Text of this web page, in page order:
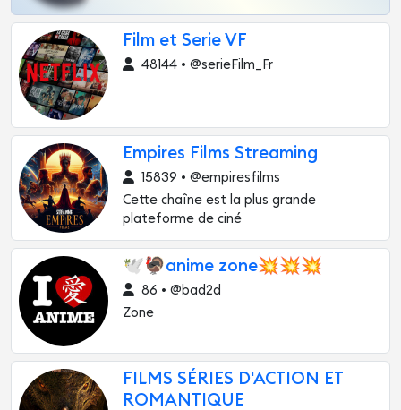
Film et Serie VF
48144 • @serieFilm_Fr
Empires Films Streaming
15839 • @empiresfilms
Cette chaîne est la plus grande
plateforme de ciné
🕊🦃anime zone💥💥💥
86 • @bad2d
Zone
FILMS SÉRIES D'ACTION ET
ROMANTIQUE